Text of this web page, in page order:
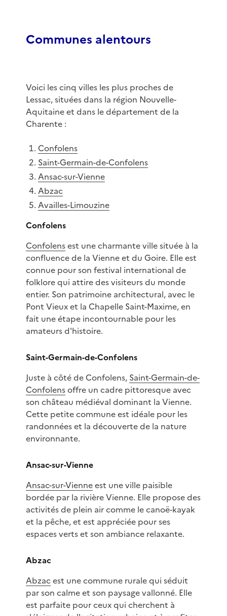
Communes alentours
Voici les cinq villes les plus proches de
Lessac, situées dans la région Nouvelle-
Aquitaine et dans le département de la
Charente :
Confolens
Saint-Germain-de-Confolens
Ansac-sur-Vienne
Abzac
Availles-Limouzine
Confolens
Confolensest une charmante ville située à la
confluence de la Vienne et du Goire. Elle est
connue pour son festival international de
folklore qui attire des visiteurs du monde
entier. Son patrimoine architectural, avec le
Pont Vieux et la Chapelle Saint-Maxime, en
fait une étape incontournable pour les
amateurs d'histoire.
Saint-Germain-de-Confolens
Juste à côté de Confolens, Saint-Germain-de-
Confolensoffre un cadre pittoresque avec
son château médiéval dominant la Vienne.
Cette petite commune est idéale pour les
randonnées et la découverte de la nature
environnante.
Ansac-sur-Vienne
Ansac-sur-Vienneest une ville paisible
bordée par la rivière Vienne. Elle propose des
activités de plein air comme le canoë-kayak
et la pêche, et est appréciée pour ses
espaces verts et son ambiance relaxante.
Abzac
Abzacest une commune rurale qui séduit
par son calme et son paysage vallonné. Elle
est parfaite pour ceux qui cherchent à